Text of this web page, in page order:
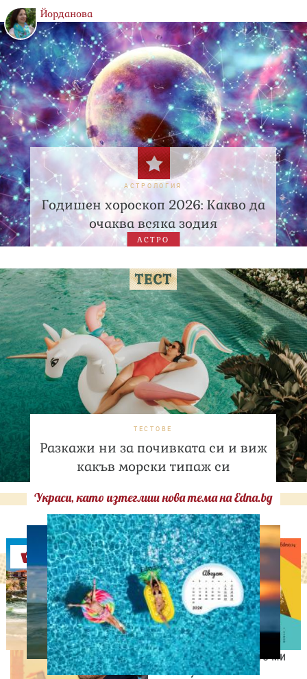
Йорданова
АСТРОЛОГИЯ
Годишен хороскоп 2026: Какво да
очаква всяка зодия
АСТРО
ТЕСТОВЕ
Разкажи ни за почивката си и виж
какъв морски типаж си
Украси, като изтеглиш нова тема на Edna.bg
Оферти
ИЗВЕСТНИ
Антонио Бандерас:
Инфарктът беше най-
хубавото нещо, което ми
се е случвало